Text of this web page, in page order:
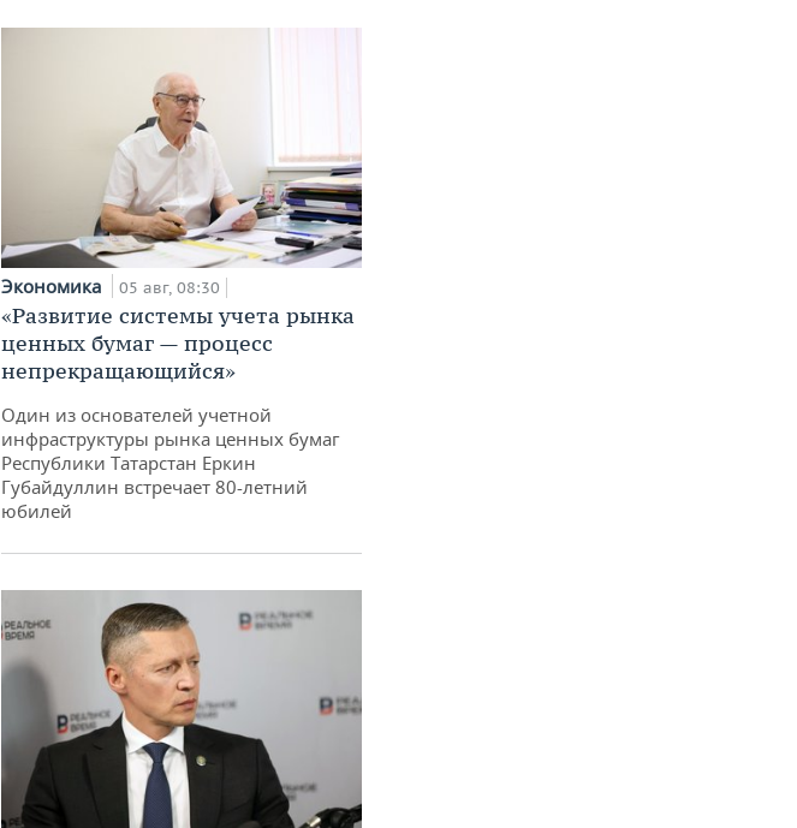
Экономика 05 авг, 08:30
«Развитие системы учета рынка
ценных бумаг — процесс
непрекращающийся»
Один из основателей учетной
инфраструктуры рынка ценных бумаг
Республики Татарстан Еркин
Губайдуллин встречает 80-летний
юбилей